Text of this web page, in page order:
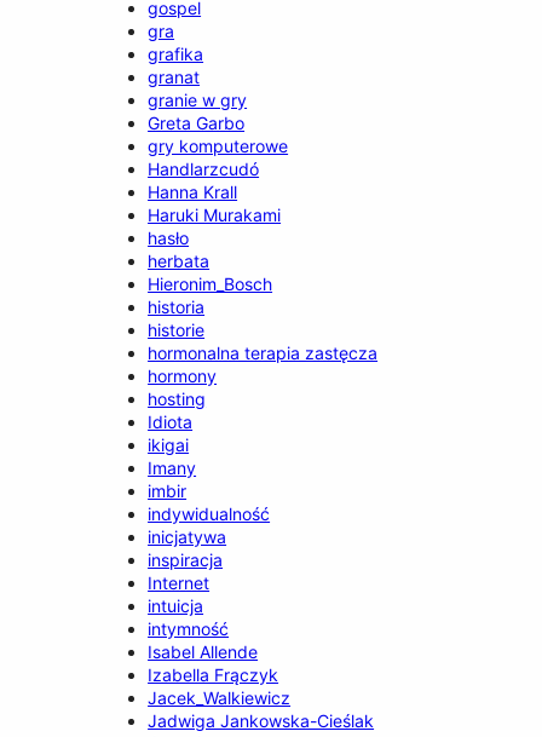
gospel
gra
grafika
granat
granie w gry
Greta Garbo
gry komputerowe
Handlarzcudó
Hanna Krall
Haruki Murakami
hasło
herbata
Hieronim_Bosch
historia
historie
hormonalna terapia zastęcza
hormony
hosting
Idiota
ikigai
Imany
imbir
indywidualność
inicjatywa
inspiracja
Internet
intuicja
intymność
Isabel Allende
Izabella Frączyk
Jacek_Walkiewicz
Jadwiga Jankowska-Cieślak